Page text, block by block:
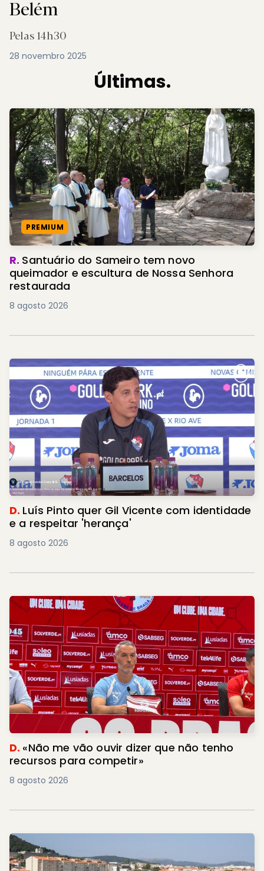
Belém
Pelas 14h30
28 novembro 2025
Últimas.
PREMIUM
R. Santuário do Sameiro tem novo
queimador e escultura de Nossa Senhora
restaurada
8 agosto 2026
D. Luís Pinto quer Gil Vicente com identidade
e a respeitar 'herança'
8 agosto 2026
D. «Não me vão ouvir dizer que não tenho
recursos para competir»
8 agosto 2026